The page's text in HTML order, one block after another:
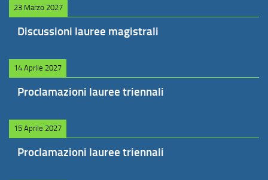
23 Marzo 2027
Discussioni lauree magistrali
14 Aprile 2027
Proclamazioni lauree triennali
15 Aprile 2027
Proclamazioni lauree triennali